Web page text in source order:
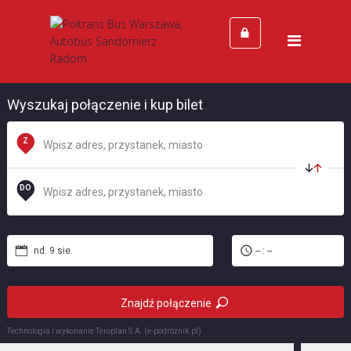
Strona Główna
Wyszukaj połączenie i kup bilet
Technologia i wykonanieTeroplan S.A. (e-podróżnik.pl)
Z
DO
nd. 9 sie. -- : --
Znajdź połączenie